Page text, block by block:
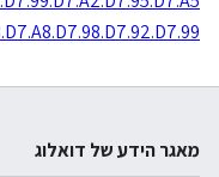
מאגר הידע של דואלוג